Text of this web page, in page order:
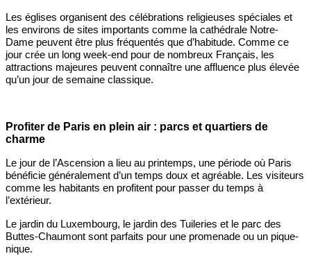
Les églises organisent des célébrations religieuses spéciales et
les environs de sites importants comme la cathédrale Notre-
Dame peuvent être plus fréquentés que d’habitude. Comme ce
jour crée un long week-end pour de nombreux Français, les
attractions majeures peuvent connaître une affluence plus élevée
qu’un jour de semaine classique.
Profiter de Paris en plein air : parcs et quartiers de
charme
Le jour de l’Ascension a lieu au printemps, une période où Paris
bénéficie généralement d’un temps doux et agréable. Les visiteurs
comme les habitants en profitent pour passer du temps à
l’extérieur.
Le jardin du Luxembourg, le jardin des Tuileries et le parc des
Buttes-Chaumont sont parfaits pour une promenade ou un pique-
nique.